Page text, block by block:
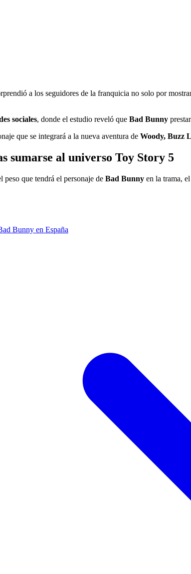
a los seguidores de la franquicia no solo por
sociales, donde el estudio reveló que Bad Bunny
que se integrará a la nueva aventura de Woody, Buzz
sumarse al universo Toy Story 5
peso que tendrá el personaje de Bad Bunny en la trama,
Bunny en España